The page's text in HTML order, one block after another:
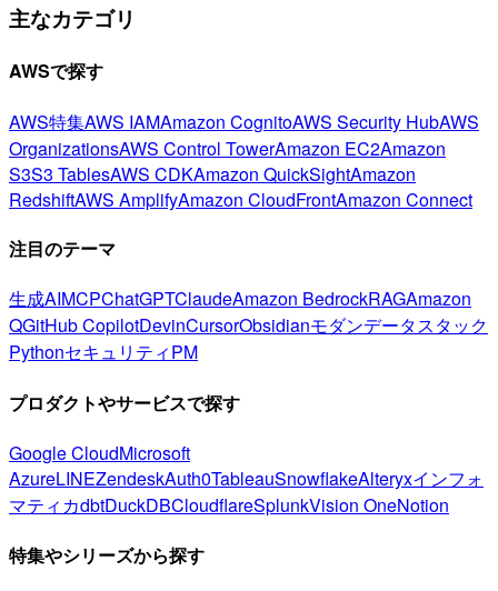
主なカテゴリ
AWSで探す
AWS特集AWS IAMAmazon CognitoAWS Security HubAWS
OrganizationsAWS Control TowerAmazon EC2Amazon
S3S3 TablesAWS CDKAmazon QuickSightAmazon
RedshiftAWS AmplifyAmazon CloudFrontAmazon Connect
注目のテーマ
生成AIMCPChatGPTClaudeAmazon BedrockRAGAmazon
QGitHub CopilotDevinCursorObsidianモダンデータスタック
PythonセキュリティPM
プロダクトやサービスで探す
Google CloudMicrosoft
AzureLINEZendeskAuth0TableauSnowflakeAlteryxインフォ
マティカdbtDuckDBCloudflareSplunkVision OneNotion
特集やシリーズから探す